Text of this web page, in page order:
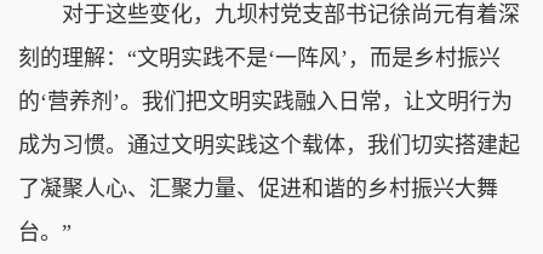
对于这些变化，九坝村党支部书记徐尚元有着深
刻的理解：“文明实践不是‘一阵风’，而是乡村振兴
的‘营养剂’。我们把文明实践融入日常，让文明行为
成为习惯。通过文明实践这个载体，我们切实搭建起
了凝聚人心、汇聚力量、促进和谐的乡村振兴大舞
台。”